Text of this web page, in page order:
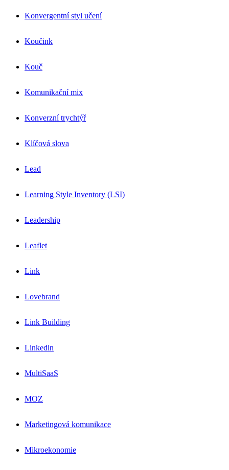
Konvergentní styl učení
Koučink
Kouč
Komunikační mix
Konverzní trychtýř
Klíčová slova
Lead
Learning Style Inventory (LSI)
Leadership
Leaflet
Link
Lovebrand
Link Building
Linkedin
MultiSaaS
MOZ
Marketingová komunikace
Mikroekonomie